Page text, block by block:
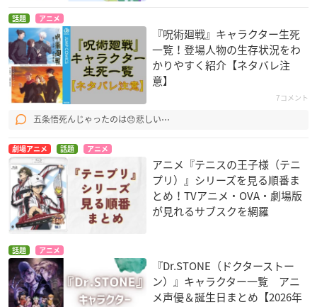
話題 アニメ
『呪術廻戦』キャラクター生死
一覧！登場人物の生存状況をわ
かりやすく紹介【ネタバレ注
意】
7コメント
五条悟死んじゃったのは😞悲しい⋯
劇場アニメ 話題 アニメ
アニメ『テニスの王子様（テニ
プリ）』シリーズを見る順番ま
とめ！TVアニメ・OVA・劇場版
が見れるサブスクを網羅
話題 アニメ
『Dr.STONE（ドクターストー
ン）』キャラクター一覧 アニ
メ声優＆誕生日まとめ【2026年